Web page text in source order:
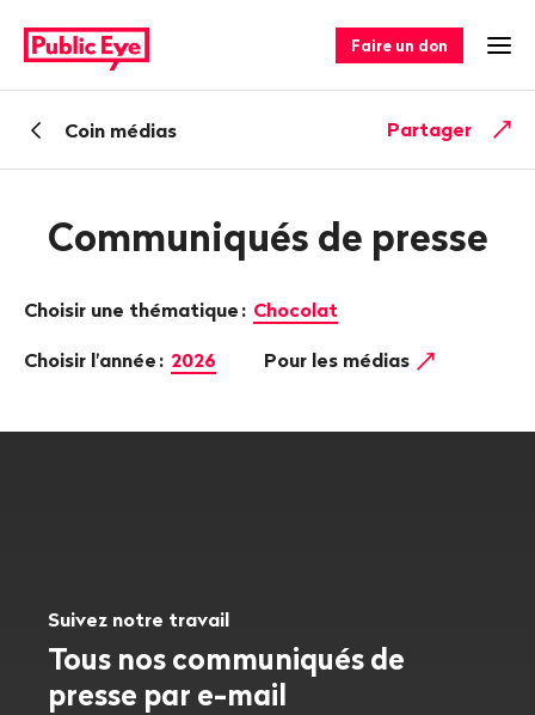
sur
publiceye.ch
rapide
Faire un don
RetourCoin médias Partager
Communiqués de presse
Choisir une thématique : Chocolat
Choisir l'année : 2026 Pour les médias
Suivez notre travail
Tous nos communiqués de
presse par e-mail